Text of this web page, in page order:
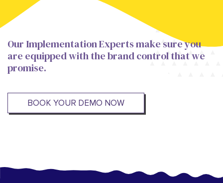
Our Implementation Experts make sure you
are equipped with the brand control that we
promise.
BOOK YOUR DEMO NOW